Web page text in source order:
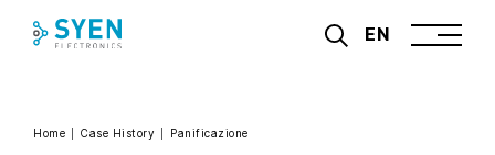
EN
Home Case History Panificazione